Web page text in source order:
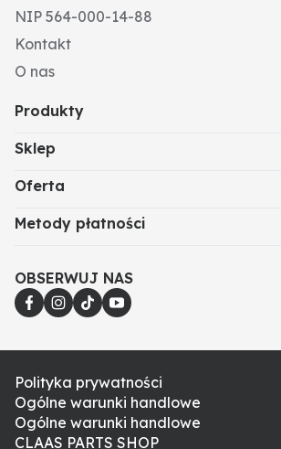
NIP 564-000-14-88
Kontakt
O nas
Produkty
Sklep
Oferta
Metody płatności
OBSERWUJ NAS
Polityka prywatności
Ogólne warunki handlowe
Ogólne warunki handlowe
CLAAS PARTS SHOP